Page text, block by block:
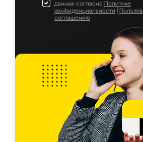
данных согласно Политике
конфиденциальности
соглашению